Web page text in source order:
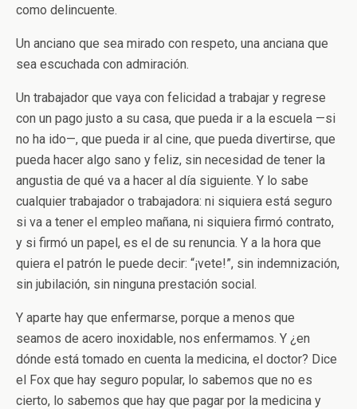
como delincuente.
Un anciano que sea mirado con respeto, una anciana que
sea escuchada con admiración.
Un trabajador que vaya con felicidad a trabajar y regrese
con un pago justo a su casa, que pueda ir a la escuela —si
no ha ido—, que pueda ir al cine, que pueda divertirse, que
pueda hacer algo sano y feliz, sin necesidad de tener la
angustia de qué va a hacer al día siguiente. Y lo sabe
cualquier trabajador o trabajadora: ni siquiera está seguro
si va a tener el empleo mañana, ni siquiera firmó contrato,
y si firmó un papel, es el de su renuncia. Y a la hora que
quiera el patrón le puede decir: “¡vete!”, sin indemnización,
sin jubilación, sin ninguna prestación social.
Y aparte hay que enfermarse, porque a menos que
seamos de acero inoxidable, nos enfermamos. Y ¿en
dónde está tomado en cuenta la medicina, el doctor? Dice
el Fox que hay seguro popular, lo sabemos que no es
cierto, lo sabemos que hay que pagar por la medicina y